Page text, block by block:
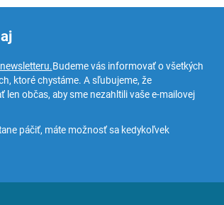
Budeme vás informovať o všetkých
ktoré chystáme. A sľubujeme, že
len občas, aby sme nezahltili vaše e-mailovej
páčiť, máte možnosť sa kedykoľvek